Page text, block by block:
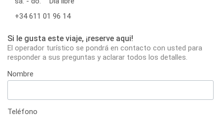
+34 611 01 96 14
Si le gusta este viaje, ¡reserve aqui!
El operador turístico se pondrá en contacto con usted para
responder a sus preguntas y aclarar todos los detalles.
Nombre
Teléfono